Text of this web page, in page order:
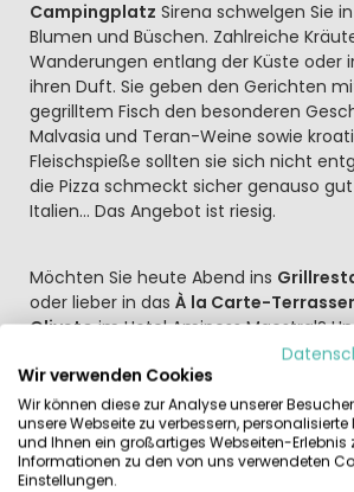
Campingplatz Sirena schwelgen Sie
Blumen und Büschen. Zahlreiche
Wanderungen entlang der Küste oder
ihren Duft. Sie geben den Gerichten
gegrilltem Fisch den besonderen
Malvasia und Teran-Weine sowie
Fleischspieße sollten sie sich nicht
die Pizza schmeckt sicher genauso
Italien… Das Angebot ist riesig.
Möchten Sie heute Abend ins
oder lieber in das À la Carte-
Olivetoim Hotel Aminess Maestral?
entspannten Essen mit der ganzen
vielleicht einen gemütlichen „Absacker“
Oleandar? Falls Sie es vorziehen,
genießen – ein gut sortierter
Frischesortiment gehört ebenfalls
Wir verwenden Cookies
Wir können diese zur Analyse unserer
unsere Webseite zu verbessern,
und Ihnen ein großartiges Webseiten-Erlebnis
Informationen zu den von uns verwendeten
Einstellungen.